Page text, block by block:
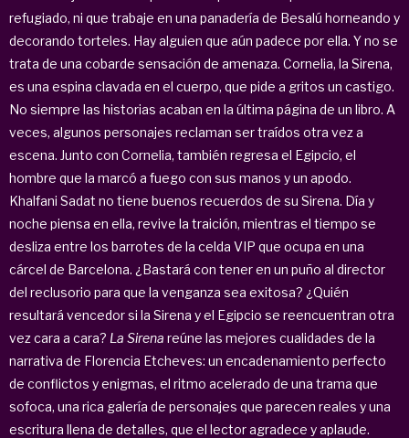
refugiado, ni que trabaje en una panadería de Besalú horneando y
decorando torteles. Hay alguien que aún padece por ella. Y no se
trata de una cobarde sensación de amenaza. Cornelia, la Sirena,
es una espina clavada en el cuerpo, que pide a gritos un castigo.
No siempre las historias acaban en la última página de un libro. A
veces, algunos personajes reclaman ser traídos otra vez a
escena. Junto con Cornelia, también regresa el Egipcio, el
hombre que la marcó a fuego con sus manos y un apodo.
Khalfani Sadat no tiene buenos recuerdos de su Sirena. Día y
noche piensa en ella, revive la traición, mientras el tiempo se
desliza entre los barrotes de la celda VIP que ocupa en una
cárcel de Barcelona. ¿Bastará con tener en un puño al director
del reclusorio para que la venganza sea exitosa? ¿Quién
resultará vencedor si la Sirena y el Egipcio se reencuentran otra
vez cara a cara? La Sirena reúne las mejores cualidades de la
narrativa de Florencia Etcheves: un encadenamiento perfecto
de conflictos y enigmas, el ritmo acelerado de una trama que
sofoca, una rica galería de personajes que parecen reales y una
escritura llena de detalles, que el lector agradece y aplaude.